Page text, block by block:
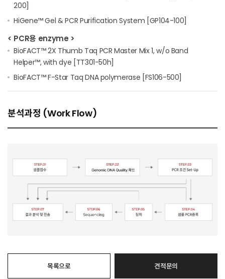
200]
HiGene™ Gel & PCR Purification System [GP104-100]
< PCR용 enzyme >
BioFACT™ 2X Thumb Taq PCR Master Mix 1, w/o Band
Helper™, with dye [TT301-50h]
BioFACT™ F-Star Taq DNA polymerase [FS106-500]
분석과정 (Work Flow)
목록으로 견적문의